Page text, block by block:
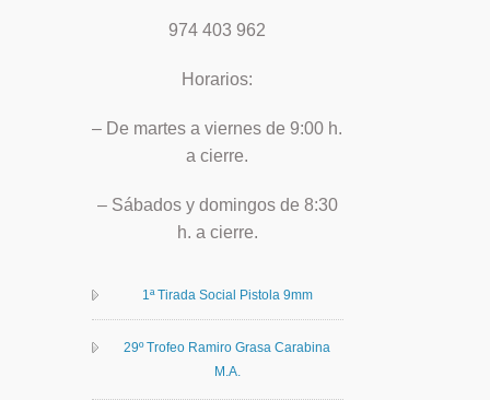
974 403 962
Horarios:
– De martes a viernes de 9:00 h.
a cierre.
– Sábados y domingos de 8:30
h. a cierre.
1ª Tirada Social Pistola 9mm
29º Trofeo Ramiro Grasa Carabina
M.A.